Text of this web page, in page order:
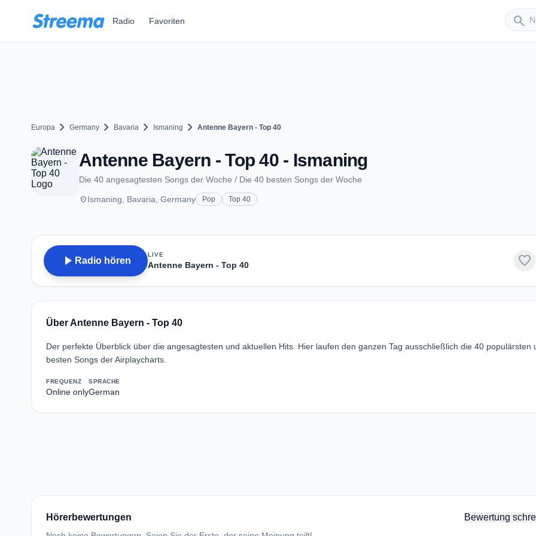
Radio Favoriten search
Sender
Europa chevron_right Germany chevron_right Bavaria chevron_right Ismaning chevron_right Antenne Bayern - Top 40
Antenne Bayern - Top 40 - Ismaning
Die 40 angesagtesten Songs der Woche / Die 40 besten Songs der Woche
placeIsmaning, Bavaria, Germany Pop Top 40
play_arrow Radio hören
LIVE
Antenne Bayern - Top 40 favorite
Über Antenne Bayern - Top 40
Der perfekte Überblick über die angesagtesten und aktuellen Hits. Hier laufen den ganzen Tag ausschließlich die 40 populärsten
besten Songs der Airplaycharts.
FREQUENZ
Online only
SPRACHE
German
Hörerbewertungen Bewertung